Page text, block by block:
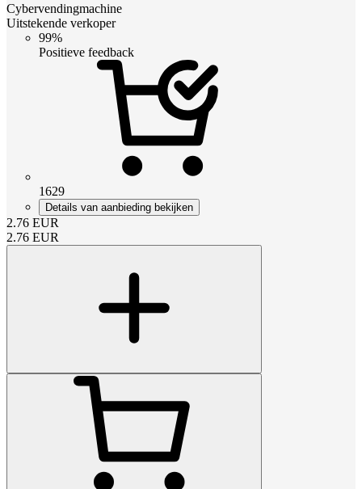
Cybervendingmachine
Uitstekende verkoper
99%
Positieve feedback
1629
Details van aanbieding bekijken
2.76 EUR
2.76 EUR